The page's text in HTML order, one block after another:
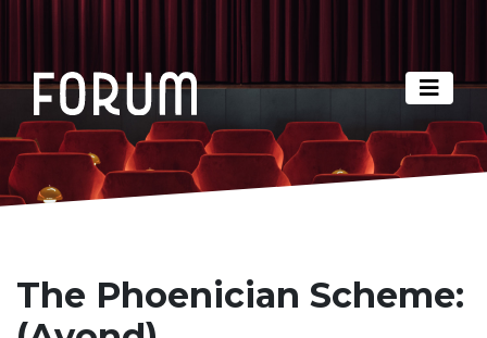
The Phoenician Scheme: